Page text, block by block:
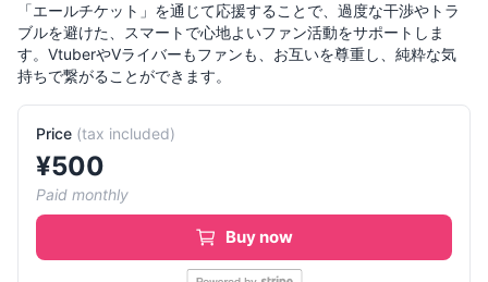
「エールチケット」を通じて応援することで、過度な干渉やトラ
ブルを避けた、スマートで心地よいファン活動をサポートしま
す。VtuberやVライバーもファンも、お互いを尊重し、純粋な気
持ちで繋がることができます。
Price (tax included)
¥500
Paid monthly
Buy now